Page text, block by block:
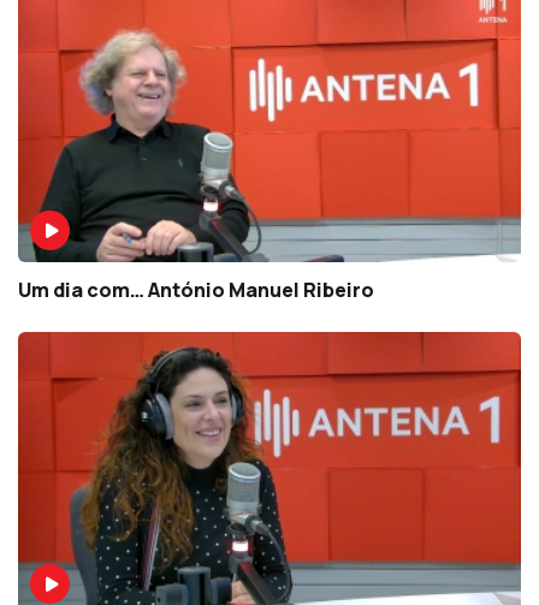
Um dia com… António Manuel Ribeiro